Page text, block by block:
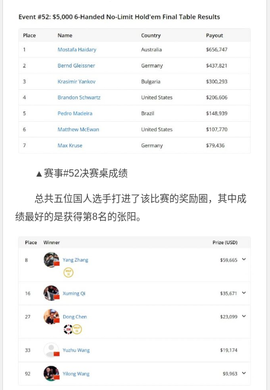
▲赛事#52决赛桌成绩
总共五位国人选手打进了该比赛的奖励圈，其中成
绩最好的是获得第8名的张阳。